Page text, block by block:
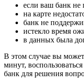
если ваш банк не
на карте
банк не
истекло время
в данных была
В этом случае вы
минут,
банк для решения